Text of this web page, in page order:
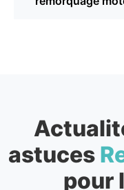
astuces
pour